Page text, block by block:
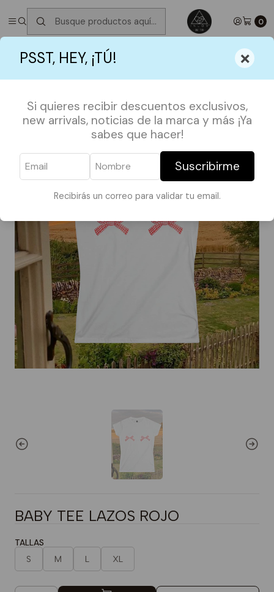
PSST, HEY, ¡TÚ! ×
Si quieres recibir descuentos exclusivos,
new arrivals, noticias de la marca y más ¡Ya
sabes que hacer!
Suscribirme
Recibirás un correo para validar tu email.
0
✮ ⋆ ˚｡𖦹 ⋆｡°✩Próximos Despachos jueves 6 de Agosto
°✩
GIRLHOOD BABY TEE LAZOS ROJO
BABY TEE LAZOS ROJO
TALLAS
S M L XL